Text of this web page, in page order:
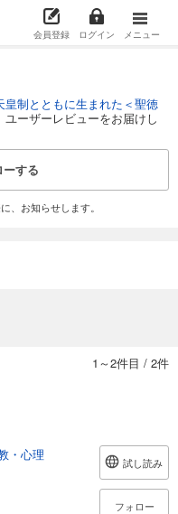
会員登録 ログイン メニュー
制とともに生まれた＜聖徳
ユーザーレビューをお届けし
ーする
、お知らせします。
1～2件目 / 2件
・心理
試し読み
フォロー